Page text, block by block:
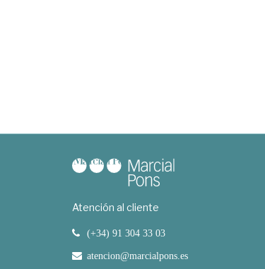
Atención al cliente
(+34) 91 304 33 03
atencion@marcialpons.es